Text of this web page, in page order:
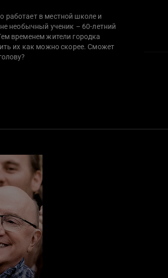
работает в местной школе и
необычный ученик – 60-летний
временем жители городка
их как можно скорее. Сможет